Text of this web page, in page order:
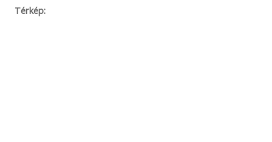
Térkép: